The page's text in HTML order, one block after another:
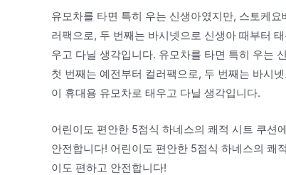
유모차를 타면 특히 우는 신생아였지만, 스토케
러팩으로, 두 번째는 바시넷으로 신생아 때부터
우고 다닐 생각입니다. 유모차를 타면 특히 우는
첫 번째는 예전부터 컬러팩으로, 두 번째는 바시
이 휴대용 유모차로 태우고 다닐 생각입니다.
어린이도 편안한 5점식 하네스의 쾌적 시트 쿠션
안전합니다! 어린이도 편안한 5점식 하네스의 쾌
이도 편하고 안전합니다!